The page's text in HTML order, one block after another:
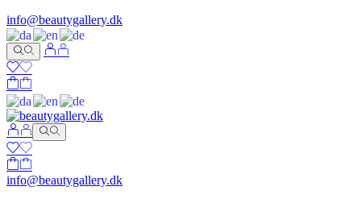
info@beautygallery.dk
info@beautygallery.dk